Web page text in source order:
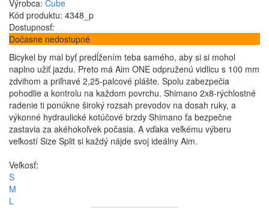
Výrobca: Cube
Kód produktu: 4348_p
Dostupnosť:
Dočasne nedostupné
Bicykel by mal byť predĺžením teba samého, aby si si mohol
naplno užiť jazdu. Preto má Aim ONE odpruženú vidlicu s 100 mm
zdvihom a priľnavé 2,25-palcové plášte. Spolu zabezpečia
pohodlie a kontrolu na každom povrchu. Shimano 2x8-rýchlostné
radenie ti ponúkne široký rozsah prevodov na dosah ruky, a
výkonné hydraulické kotúčové brzdy Shimano ťa bezpečne
zastavia za akéhokoľvek počasia. A vďaka veľkému výberu
veľkostí Size Split si každý nájde svoj ideálny Aim.
Veľkosť:
S
M
L